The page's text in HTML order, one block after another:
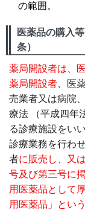
の範囲。
医薬品の購入
条）
薬局開設者は、
薬局開設者 、医
売業者又は病院
療法 （平成四年
る診療施設をい
診療業務を行わ
者に販売し、又
号及び第三号に
用医薬品として
用医薬品」とい